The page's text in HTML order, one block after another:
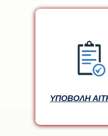
ΥΠΟΒΟΛΗ
ΥΠΟΒΟΛΗ